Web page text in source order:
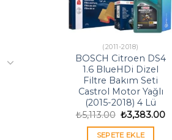
(2011-2018)
BOSCH Citroen DS4
1.6 BlueHDi Dizel
Filtre Bakım Seti
Castrol Motor Yağlı
(2015-2018) 4 Lü
₺5,113.00 Orijinal
fiyat:
₺5,113.00.
₺3,383.00Şu
SEPETE EKLE